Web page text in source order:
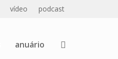
vídeo podcast
anuário